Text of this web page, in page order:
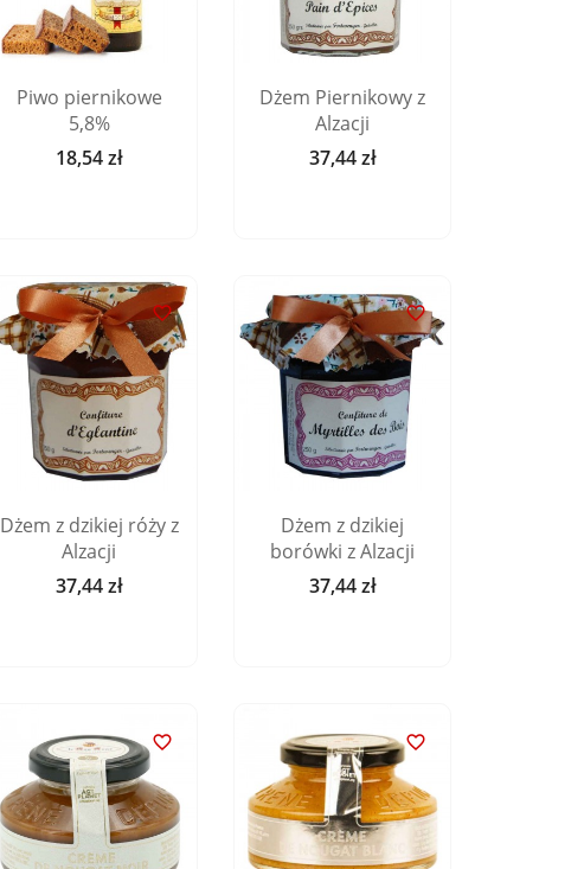
Piwo piernikowe
5,8%
Cena
18,54 zł
Dżem Piernikowy z
Alzacji
Cena
37,44 zł

Dżem z dzikiej róży z
Alzacji
Cena
37,44 zł

Dżem z dzikiej
borówki z Alzacji
Cena
37,44 zł
 